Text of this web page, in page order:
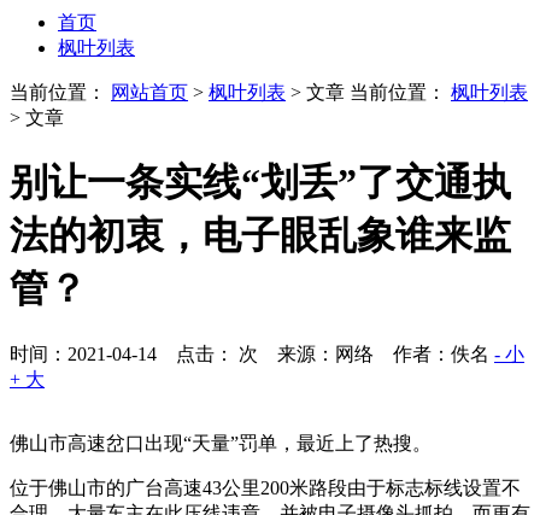
首页
枫叶列表
当前位置： 网站首页 > 枫叶列表 > 文章 当前位置： 枫叶列表
> 文章
别让一条实线“划丢”了交通执
法的初衷，电子眼乱象谁来监
管？
时间：2021-04-14 点击： 次 来源：网络 作者：佚名 - 小
+ 大
佛山市高速岔口出现“天量”罚单，最近上了热搜。
位于佛山市的广台高速43公里200米路段由于标志标线设置不